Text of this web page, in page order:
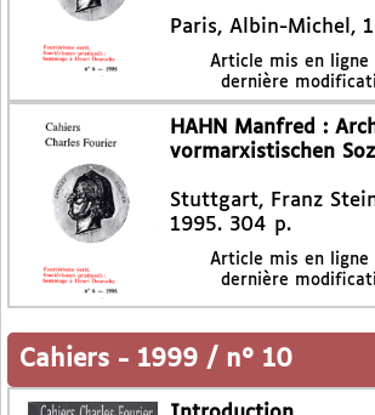
Paris, Albin-Michel,
Article mis en ligne
dernière
HAHN Manfred :
vormarxistischen
Stuttgart, Franz
1995. 304 p.
Article mis en ligne
dernière
Cahiers - 1999 / n° 10